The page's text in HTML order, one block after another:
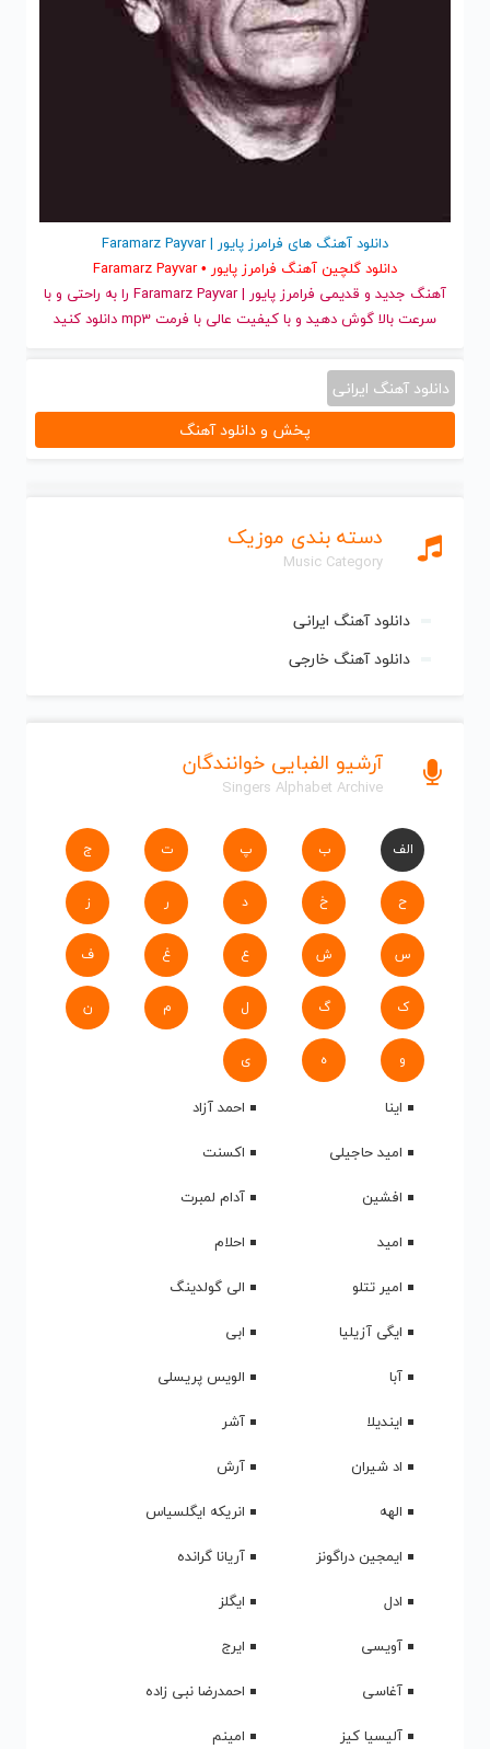
دسته بندی موزیک
Music Category
دانلود آهنگ ایرانی
دانلود آهنگ خارجی
آرشیو الفبایی خوانندگان
Singers Alphabet Archive
الف ب پ ت ج
ح خ د ر ز
س ش ع غ ف
ک گ ل م ن
و ه ی
اینا
احمد آزاد
امید حاجیلی
اکسنت
افشین
آدام لمبرت
امید
احلام
امیر تتلو
الی گولدینگ
ایگی آزیلیا
ابی
آبا
الویس پریسلی
ایندیلا
آشر
اد شیران
آرش
الهه
انریکه ایگلسیاس
ایمجین دراگونز
آریانا گرانده
ادل
ایگلز
آویسی
ایرج
آغاسی
احمدرضا نبی زاده
آلیسیا کیز
امینم
دانلود آهنگ های فرامرز پایور | Faramarz Payvar
دانلود گلچین آهنگ فرامرز پایور • Faramarz Payvar
آهنگ جدید
و قدیمی فرامرز پایور | Faramarz Payvar را به راحتی و با
سرعت بالا گوش دهید و با کیفیت عالی با فرمت mp3 دانلود کنید
دانلود آهنگ ایرانی
پخش و دانلود آهنگ